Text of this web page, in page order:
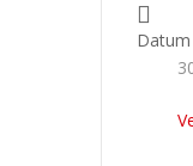
Datum